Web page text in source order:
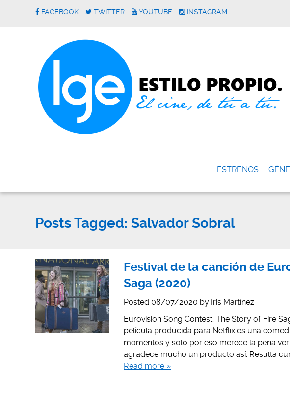
FACEBOOK TWITTER YOUTUBE INSTAGRAM
ESTRENOS
Posts Tagged: Salvador Sobral
Festival de la canción de
Saga (2020)
Posted 08/07/2020 by Iris Martínez
Eurovision Song Contest: The Story of Fire
película producida para Netflix es una
momentos y solo por eso merece la pena
agradece mucho un producto así. Resulta
Read more »